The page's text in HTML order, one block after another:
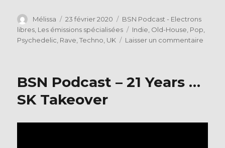
c
e
o
k
it
te
Auteur
Mélissa
Publié
le
23 février 2020 Catégories
BSN Podcast - Electrons
libres Les émissions spécialisées Étiquettes
Indie Old-House Pop
Psychedelic Rave ,Techno UK Laisser un commentaire
BSN Podcast – 21 Years …
SK Takeover